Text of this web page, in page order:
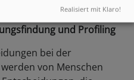
und Profiling
bei der
von Menschen
Realisiert mit Klaro!